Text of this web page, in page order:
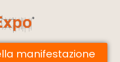
manifestazione